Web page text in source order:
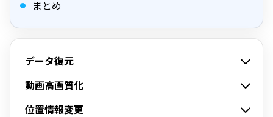
まとめ
データ復元
動画高画質化
位置情報変更